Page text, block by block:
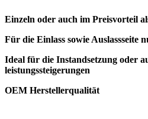
Einzeln oder auch im Preisvorteil
Für die Einlass sowie Auslassseite
Ideal für die Instandsetzung oder
leistungssteigerungen
OEM Herstellerqualität